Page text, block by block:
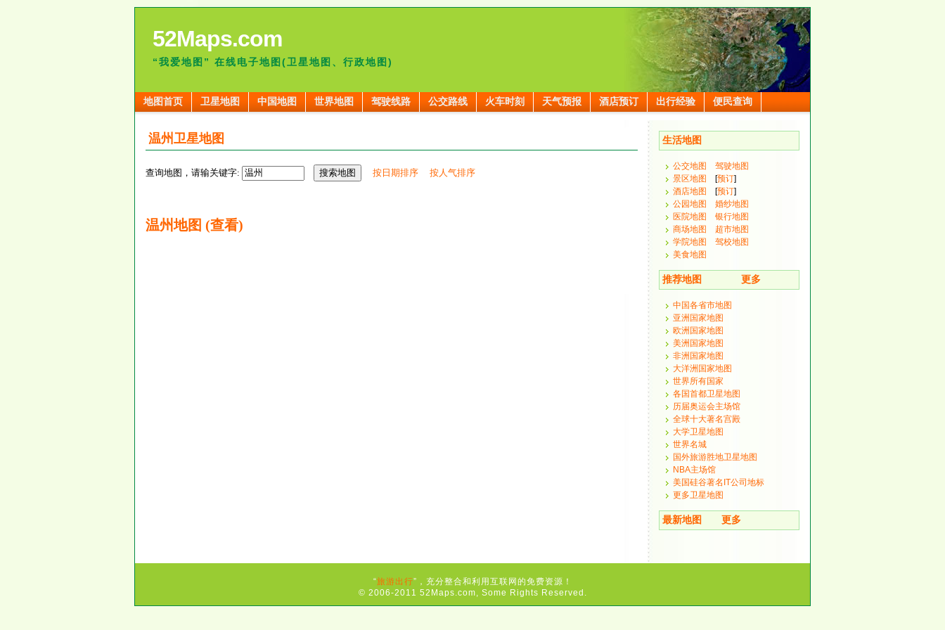
52Maps.com
“我爱地图” 在线电子地图(卫星地图、行政地图)
地图首页 卫星地图 中国地图 世界地图 驾驶线路 公交路线 火车时刻 天气预报 酒店预订 出行经验 便民查询
温州卫星地图
查询地图，请输关键字: 按日期排序 按人气排序
温州地图 (查看)
生活地图
公交地图
驾驶地图
景区地图
[预订]
酒店地图
[预订]
公园地图
婚纱地图
医院地图
银行地图
商场地图
超市地图
学院地图
驾校地图
美食地图
推荐地图 更多
中国各省市地图
亚洲国家地图
欧洲国家地图
美洲国家地图
非洲国家地图
大洋洲国家地图
世界所有国家
各国首都卫星地图
历届奥运会主场馆
全球十大著名宫殿
大学卫星地图
世界名城
国外旅游胜地卫星地图
NBA主场馆
美国硅谷著名IT公司地标
更多卫星地图
最新地图 更多
“旅游出行”，充分整合和利用互联网的免费资源！
© 2006-2011 52Maps.com, Some Rights Reserved.